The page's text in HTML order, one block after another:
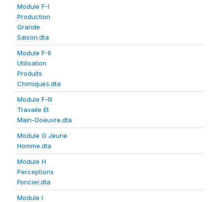
Module F-I
Production
Grande
Saison.dta
Module F-II
Utilisation
Produits
Chimiques.dta
Module F-III
Travaile Et
Main-Doeuvre.dta
Module G Jeune
Homme.dta
Module H
Perceptions
Foncier.dta
Module I